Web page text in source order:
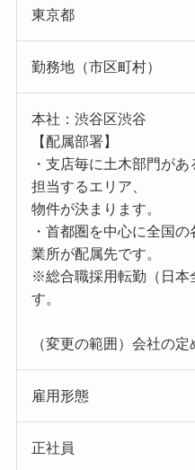
東京都
勤務地（市区町村）
本社：渋谷区渋谷
【配属部署】
・支店毎に土木部門が
担当するエリア、
物件が決まります。
・首都圏を中心に全国
業所が配属先です。
※総合職採用転勤（日本
す。
（変更の範囲）会社の
雇用形態
正社員